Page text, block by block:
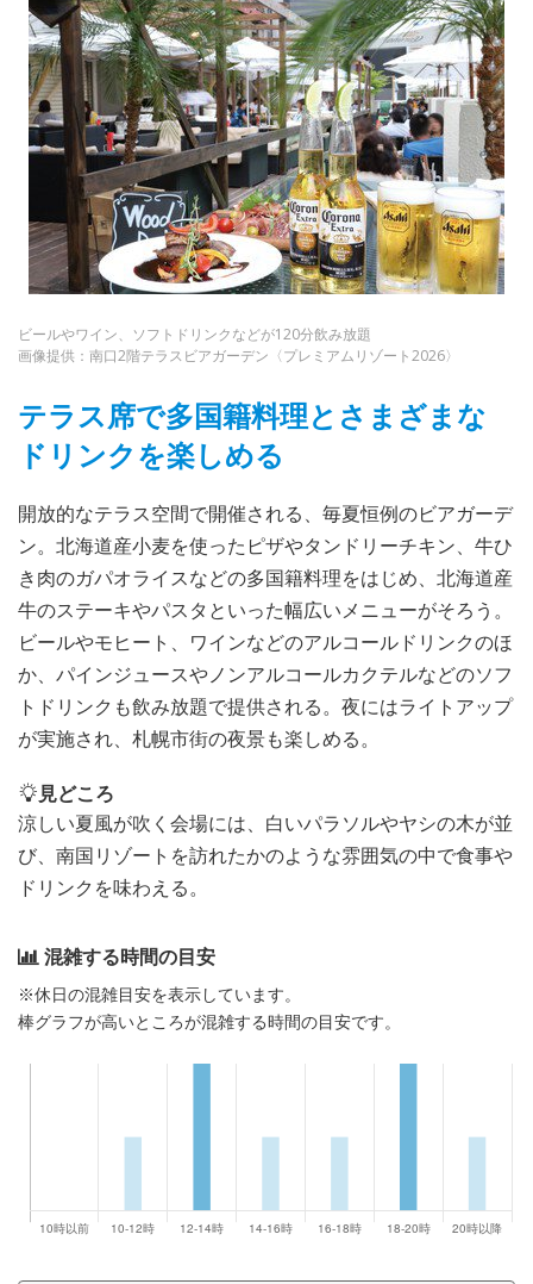
ビールやワイン、ソフトドリンクなどが120分飲み放題
画像提供：南口2階テラスビアガーデン〈プレミアムリゾート2026〉
テラス席で多国籍料理とさまざまな
ドリンクを楽しめる
開放的なテラス空間で開催される、毎夏恒例のビアガーデ
ン。北海道産小麦を使ったピザやタンドリーチキン、牛ひ
き肉のガパオライスなどの多国籍料理をはじめ、北海道産
牛のステーキやパスタといった幅広いメニューがそろう。
ビールやモヒート、ワインなどのアルコールドリンクのほ
か、パインジュースやノンアルコールカクテルなどのソフ
トドリンクも飲み放題で提供される。夜にはライトアップ
が実施され、札幌市街の夜景も楽しめる。
見どころ
涼しい夏風が吹く会場には、白いパラソルやヤシの木が並
び、南国リゾートを訪れたかのような雰囲気の中で食事や
ドリンクを味わえる。
混雑する時間の目安
※休日の混雑目安を表示しています。
棒グラフが高いところが混雑する時間の目安です。